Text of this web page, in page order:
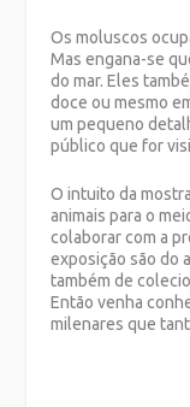
Os moluscos
Mas engana-se
do mar. Eles
doce ou mesmo
um pequeno
público que for
O intuito da
animais para o
colaborar com a
exposição são do
também de
Então venha
milenares que